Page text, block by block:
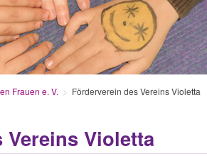
Frauen e. V.
Förderverein des Vereins Violetta
Violetta